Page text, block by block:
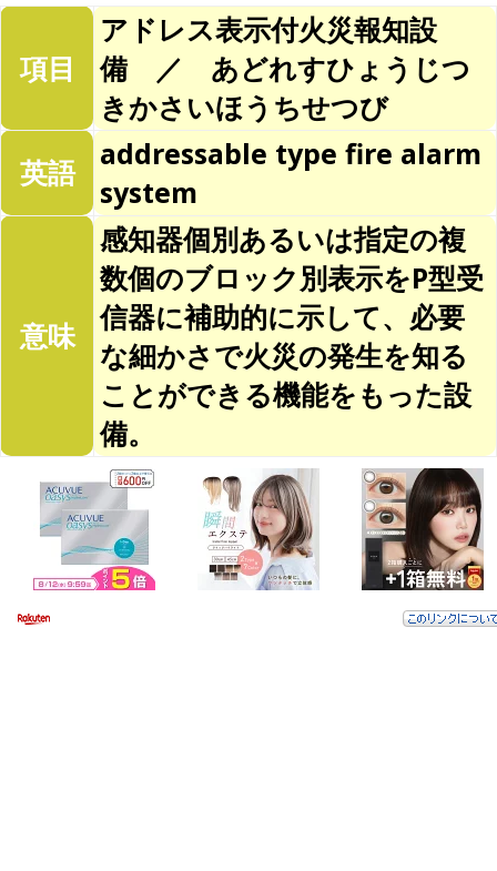
項目
アドレス表示付火災報知設
備 ／ あどれすひょうじつ
きかさいほうちせつび
英語
addressable type fire alarm
system
意味
感知器個別あるいは指定の複
数個のブロック別表示をP型受
信器に補助的に示して、必要
な細かさで火災の発生を知る
ことができる機能をもった設
備。